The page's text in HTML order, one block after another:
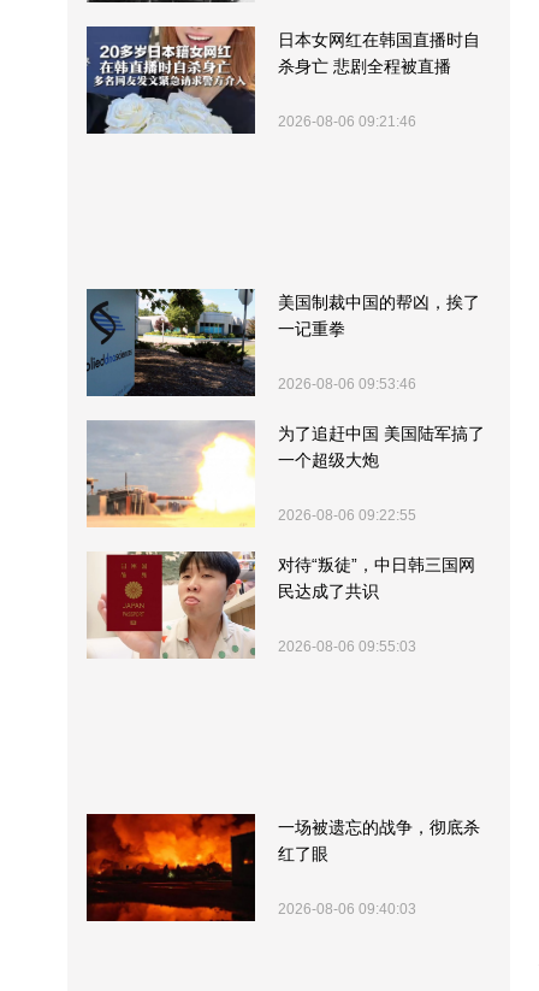
日本女网红在韩国直播时自
杀身亡 悲剧全程被直播
2026-08-06 09:21:46
美国制裁中国的帮凶，挨了
一记重拳
2026-08-06 09:53:46
为了追赶中国 美国陆军搞了
一个超级大炮
2026-08-06 09:22:55
对待“叛徒”，中日韩三国网
民达成了共识
2026-08-06 09:55:03
一场被遗忘的战争，彻底杀
红了眼
2026-08-06 09:40:03